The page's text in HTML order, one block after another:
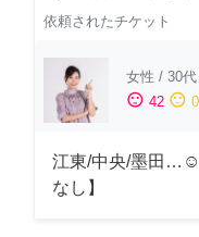
依頼されたチケット
女性 / 30代
sentiment_satisfied 42 sentiment_neutral 0
江東/中央/墨田
なし】